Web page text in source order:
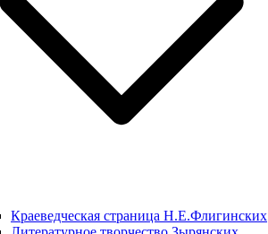
Краеведческая страница Н.Е.Флигинских